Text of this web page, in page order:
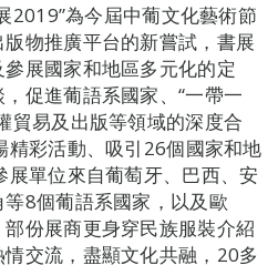
2019”為今屆中葡文化藝術節
物推廣平台的新嘗試，書展
展國家和地區多元化的定
促進葡語系國家、“一帶一
貿易及出版等領域的深度合
彩活動、吸引26個國家和地
單位來自葡萄牙、巴西、安
8個葡語系國家，以及歐
份展商更身穿民族服裝介紹
交流，盡顯文化共融，20多